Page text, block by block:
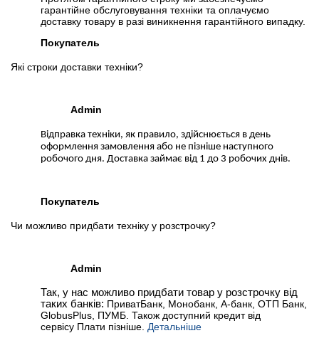
гарантійне обслуговування техніки та оплачуємо
доставку товару в разі виникнення гарантійного випадку.
Покупатель
Які строки доставки техніки?
Admin
Відправка техніки, як правило, здійснюється в день
оформлення замовлення або не пізніше наступного
робочого дня. Доставка займає від 1 до 3 робочих днів.
Покупатель
Чи можливо придбати техніку у розстрочку?
Admin
Так, у нас можливо придбати товар у розстрочку від
таких банків: ПриватБанк, Монобанк, А-банк, ОТП Банк,
GlobusPlus, ПУМБ. Також доступний кредит від
сервісу Плати пізніше. Детальніше